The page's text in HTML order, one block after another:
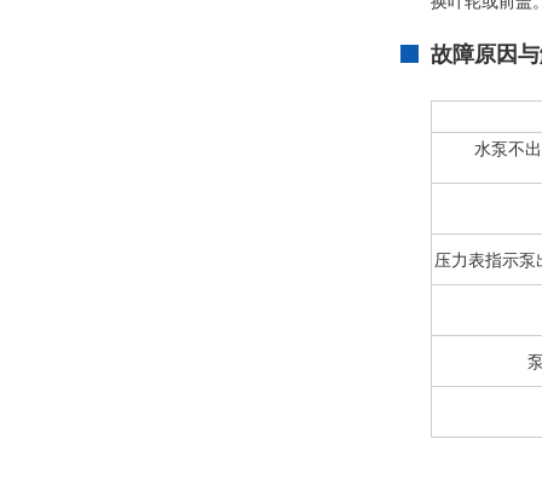
故障原因
水泵不
压力表指示